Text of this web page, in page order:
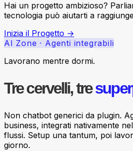
Hai un progetto ambizioso?
tecnologia può aiutarti a
Inizia il Progetto →
AI Zone · Agenti integrabili
Lavorano mentre dormi.
Tre cervelli, tre
Non chatbot generici da plugin.
business, integrati nativamente
flussi. Setup una tantum, poi
giorno.